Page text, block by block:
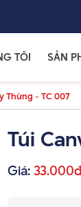
TÔI SẢN
Thừng - TC 007
Túi
Giá: